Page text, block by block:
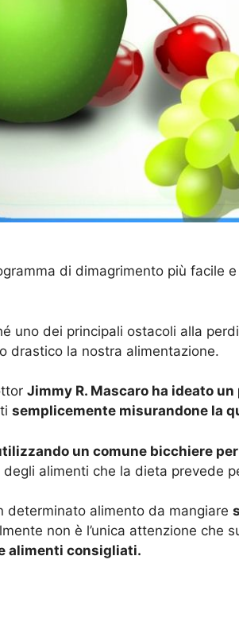
di dimagrimento più facile
uno dei principali ostacoli alla
drastico la nostra alimentazione.
Jimmy R. Mascaro ha ideato
semplicemente misurandone la
un comune bicchiere per
alimenti che la dieta prevede
determinato alimento da mangiare
non è l’unica attenzione che
alimenti consigliati.